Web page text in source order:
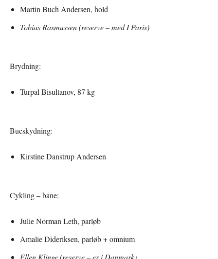
Martin Buch Andersen, hold
Tobias Rasmussen (reserve – med I Paris)
Brydning:
Turpal Bisultanov, 87 kg
Bueskydning:
Kirstine Danstrup Andersen
Cykling – bane:
Julie Norman Leth, parløb
Amalie Dideriksen, parløb + omnium
Ellen Klinge (reserve – er i Danmark)